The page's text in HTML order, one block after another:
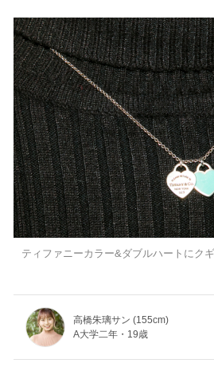
ティファニーカラー&ダブルハートにク
高橋朱璃サン (155cm)
A大学二年・19歳